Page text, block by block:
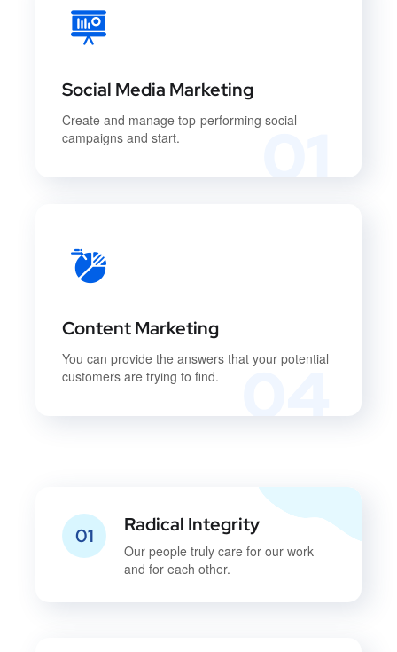
Social Media Marketing
Create and manage top-performing social
campaigns and start.
04
Content Marketing
You can provide the answers that your potential
customers are trying to find.
01 Radical Integrity
Our people truly care for our work
and for each other.